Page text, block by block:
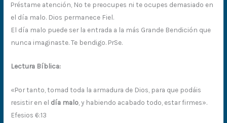
Préstame atención, No te preocupes ni te ocupes demasiado en
el día malo. Dios permanece Fiel.
El día malo puede ser la entrada a la más Grande Bendición que
nunca imaginaste. Te bendigo. PrSe.
Lectura Bíblica:
«Por tanto, tomad toda la armadura de Dios, para que podáis
resistir en el día malo , y habiendo acabado todo, estar firmes».
Efesios 6:13